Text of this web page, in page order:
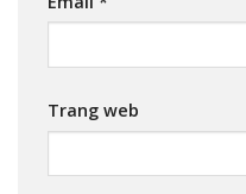
Trang web